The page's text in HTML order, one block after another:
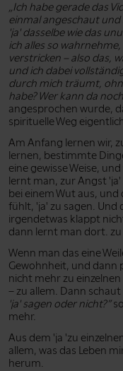
„Ich habe gerade das
einmal angeschaut und
'ja' dasselbe wie das
ich alles so
verstricken – also das,
und ich dabei
durch mich träumt,
habe? Wer kann da
angesprochen wurde,
spirituelle Weg
Am Anfang lernen wir,
lernen, bestimmte
eine gewisse Weise,
lernt man, zur Angst
bei einem Wut aus,
fühlt, 'ja' zu sagen.
irgendetwas klappt
dann lernt man dort. zu
Wenn man das eine
Gewohnheit, und dann
nicht mehr zu
– zu allem. Dann
'ja' sagen oder nicht?”
mehr.
Aus dem 'ja 'zu
allem, was das Leben
herum.